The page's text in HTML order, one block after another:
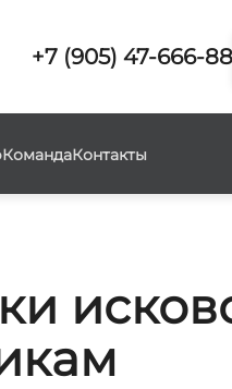
+7 (905) 47-666-88
КомандаКонтакты